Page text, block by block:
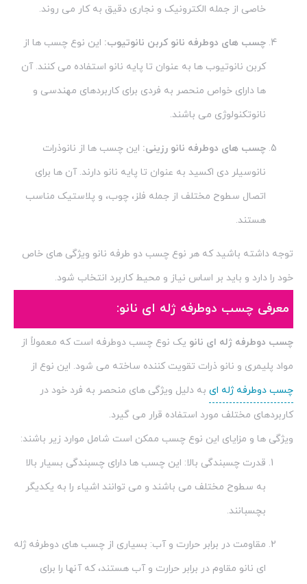
خاصی از جمله الکترونیک و نجاری دقیق به کار می روند.
چسب های دوطرفه نانو کربن نانوتیوب: این نوع چسب ها از
کربن نانوتیوب ها به عنوان تا پایه نانو استفاده می کنند. آن
ها دارای خواص منحصر به فردی برای کاربردهای مهندسی و
نانوتکنولوژی می باشند.
چسب های دوطرفه نانو رزینی: این چسب ها از نانوذرات
نانوسیلر دی اکسید به عنوان تا پایه نانو دارند. آن ها برای
اتصال سطوح مختلف از جمله فلز، چوب، و پلاستیک مناسب
هستند.
توجه داشته باشید که هر نوع چسب دو طرفه نانو ویژگی های خاص
خود را دارد و باید بر اساس نیاز و محیط کاربرد انتخاب شود.
معرفی چسب دوطرفه ژله ای نانو:
چسب دوطرفه ژله ای نانو یک نوع چسب دوطرفه است که معمولاً از
مواد پلیمری و نانو ذرات تقویت کننده ساخته می شود. این نوع از
چسب دوطرفه ژله ای به دلیل ویژگی های منحصر به فرد خود در
کاربردهای مختلف مورد استفاده قرار می گیرد.
ویژگی ها و مزایای این نوع چسب ممکن است شامل موارد زیر باشند:
قدرت چسبندگی بالا: این چسب ها دارای چسبندگی بسیار بالا
به سطوح مختلف می باشند و می توانند اشیاء را به یکدیگر
بچسبانند.
مقاومت در برابر حرارت و آب: بسیاری از چسب های دوطرفه ژله
ای نانو مقاوم در برابر حرارت و آب هستند، که آنها را برای